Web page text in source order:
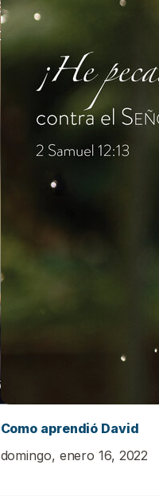
Como aprendió David
domingo, enero 16, 2022